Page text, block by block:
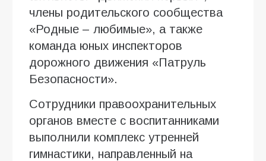
члены родительского сообщества
«Родные – любимые», а также
команда юных инспекторов
дорожного движения «Патруль
Безопасности».
Сотрудники правоохранительных
органов вместе с воспитанниками
выполнили комплекс утренней
гимнастики, направленный на